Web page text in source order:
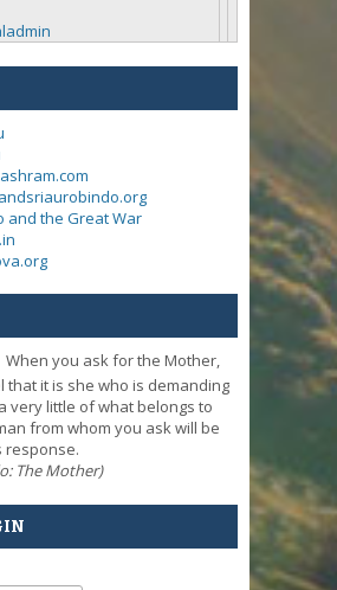
and the Great War
When you ask for the Mother,
that it is she who is demanding
very little of what belongs to
from whom you ask will be
response.
The Mother)